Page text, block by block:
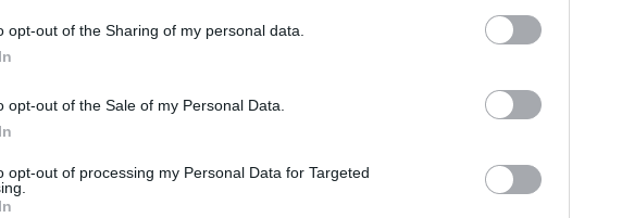
opt-out of the Sharing of my personal data.
opt-out of the Sale of my Personal Data.
opt-out of processing my Personal Data for Targeted
jó egészséget és rengeteg szép pillanatot!
Augusztus 21. -
Augusztus 23. -
Augusztus 24. -
Augusztus 26. -
Augusztus 27. -